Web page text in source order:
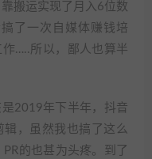
搬运实现了月入6位数
了一次自媒体赚钱培
…..所以，鄙人也算半
2019年下半年，抖音
辑，虽然我也搞了这么
的也甚为头疼。到了